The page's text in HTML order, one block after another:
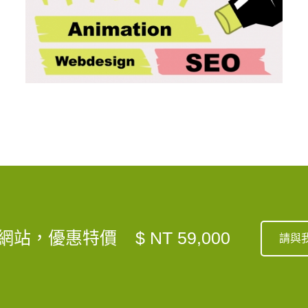
站，優惠特價 $ NT 59,000 請與